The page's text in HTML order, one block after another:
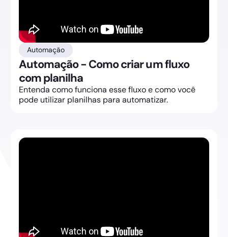
Automação
Automação - Como criar um fluxo
com planilha
Entenda como funciona esse fluxo e como você
pode utilizar planilhas para automatizar.